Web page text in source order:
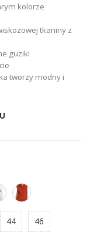
kolorze
tkaniny z
guziki
tworzy modny i
44 46